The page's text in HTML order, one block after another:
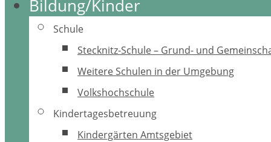
Bildung/Kinder
Schule
Stecknitz-Schule – Grund- und
Weitere Schulen in der Umgebung
Volkshochschule
Kindertagesbetreuung
Kindergärten Amtsgebiet